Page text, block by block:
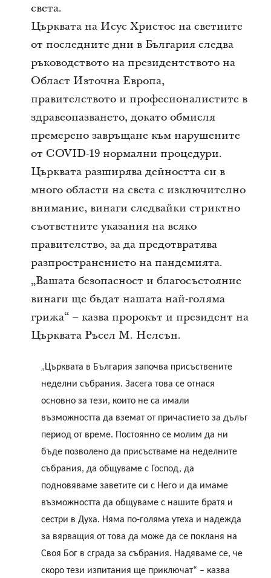
света.
Църквата на Исус Христос на светиите
от последните дни в България следва
ръководството на президентството на
Област Източна Европа,
правителството и професионалистите в
здравеопазването, докато обмисля
премерено завръщане към нарушените
от COVID-19 нормални процедури.
Църквата разширява дейността си в
много области на света с изключително
внимание, винаги следвайки стриктно
съответните указания на всяко
правителство, за да предотвратява
разпространението на пандемията.
„Вашата безопасност и благосъстояние
винаги ще бъдат нашата най-голяма
грижа“ – казва пророкът и президент на
Църквата Ръсел M. Нелсън.
„Църквата в България започва присъствените
неделни събрания. Засега това се отнася
основно за тези, които не са имали
възможността да вземат от причастието за дълъг
период от време. Постоянно се молим да ни
бъде позволено да присъстваме на неделните
събрания, да общуваме с Господ, да
подновяваме заветите си с Него и да имаме
възможността да общуваме с нашите братя и
сестри в Духа. Няма по-голяма утеха и надежда
за вярващия от това да може да се покланя на
Своя Бог в сграда за събрания. Надяваме се, че
скоро тези изпитания ще приключат“ – казва